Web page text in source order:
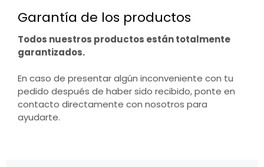
Garantía de los productos
Todos nuestros productos están totalmente
garantizados.
En caso de presentar algún inconveniente con tu
pedido después de haber sido recibido, ponte en
contacto directamente con nosotros para
ayudarte.